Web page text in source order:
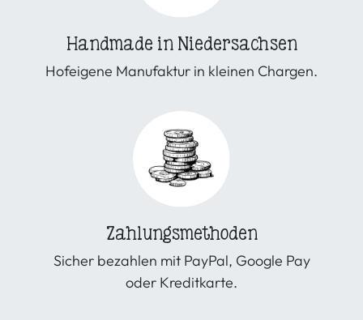
Handmade in Niedersachsen
Hofeigene Manufaktur in kleinen Chargen.
Zahlungsmethoden
Sicher bezahlen mit PayPal, Google Pay
oder Kreditkarte.